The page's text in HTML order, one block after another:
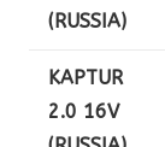
(RUSSIA)
KAPTUR
2.0 16V